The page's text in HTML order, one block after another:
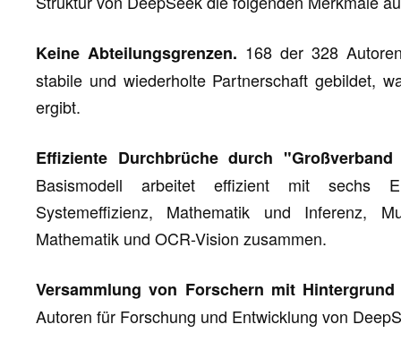
Keine Abteilungsgrenzen. 168 der 328
stabile und wiederholte Partnerschaft gebildet,
ergibt.
Effiziente Durchbrüche durch
Basismodell arbeitet effizient mit sechs
Systemeffizienz, Mathematik und Inferenz,
Mathematik und OCR-Vision zusammen.
Versammlung von Forschern mit
Autoren für Forschung und Entwicklung von